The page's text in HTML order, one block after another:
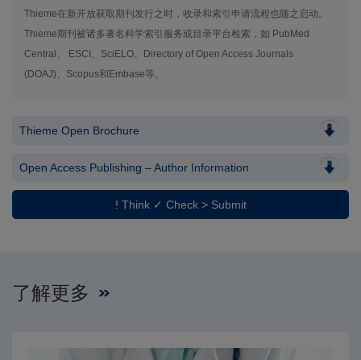
Thieme在新开放获取期刊发行之时，收录和索引申请流程也随之启动。
Thieme期刊被诸多著名科学索引服务或目录平台检索，如 PubMed
Central、 ESCI、SciELO、Directory of Open Access Journals
(DOAJ)、Scopus和Embase等。
Thieme Open Brochure
Open Access Publishing – Author Information
! Think ✓ Check > Submit
了解更多